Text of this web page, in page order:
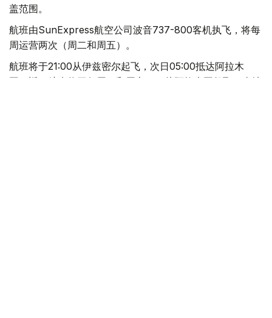
盖范围。
航班由SunExpress航空公司波音737-800客机执飞，将每
周运营两次（周二和周五）。
航班将于21:00从伊兹密尔起飞，次日05:00抵达阿拉木
图。返程航班将于每周三和周六6:25从阿拉木图起飞，当地